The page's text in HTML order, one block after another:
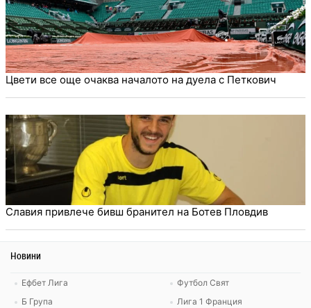
Цвети все още очаква началото на дуела с Петкович
Славия привлече бивш бранител на Ботев Пловдив
Новини
Ефбет Лига
Б Група
Футбол Свят
Лига 1 Франция